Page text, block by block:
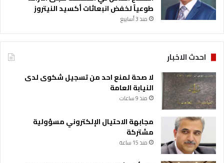
طوعياً لخفض انبعاثات أكسيد النيتروز
منذ 3 أسابيع
احدث الاخبار
لا صحة لمنع احد من تسجيل شكوى لدى
النيابة العامة
منذ 9 ساعات
مجابهة الاحتيال الإلكتروني مسؤولية
مشتركة
منذ 15 ساعة